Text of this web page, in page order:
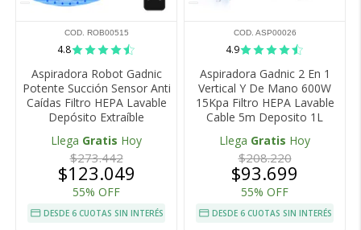
COD. ROB00515
4.8
Aspiradora Robot Gadnic
Potente Succión Sensor Anti
Caídas Filtro HEPA Lavable
Depósito Extraíble
Llega Gratis Hoy
$273.442
$123.049
55% OFF
DESDE 6 CUOTAS SIN INTERÉS
COD. ASP00026
4.9
Aspiradora Gadnic 2 En 1
Vertical Y De Mano 600W
15Kpa Filtro HEPA Lavable
Cable 5m Deposito 1L
Llega Gratis Hoy
$208.220
$93.699
55% OFF
DESDE 6 CUOTAS SIN INTERÉS